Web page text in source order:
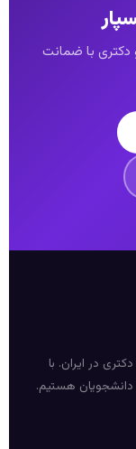
دکتری با ضمانت
در ایران. با
هستیم.